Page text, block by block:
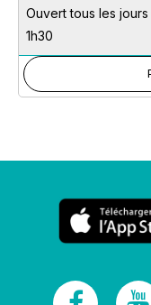
Ouvert tous les jours
1h30